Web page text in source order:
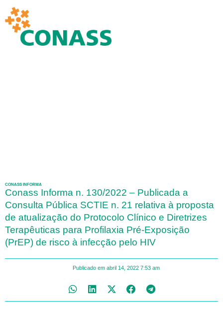
CONASS INFORMA
Conass Informa n. 130/2022 – Publicada a
Consulta Pública SCTIE n. 21 relativa à proposta
de atualização do Protocolo Clínico e Diretrizes
Terapêuticas para Profilaxia Pré-Exposição
(PrEP) de risco à infecção pelo HIV
Publicado em abril 14, 2022 7:53 am